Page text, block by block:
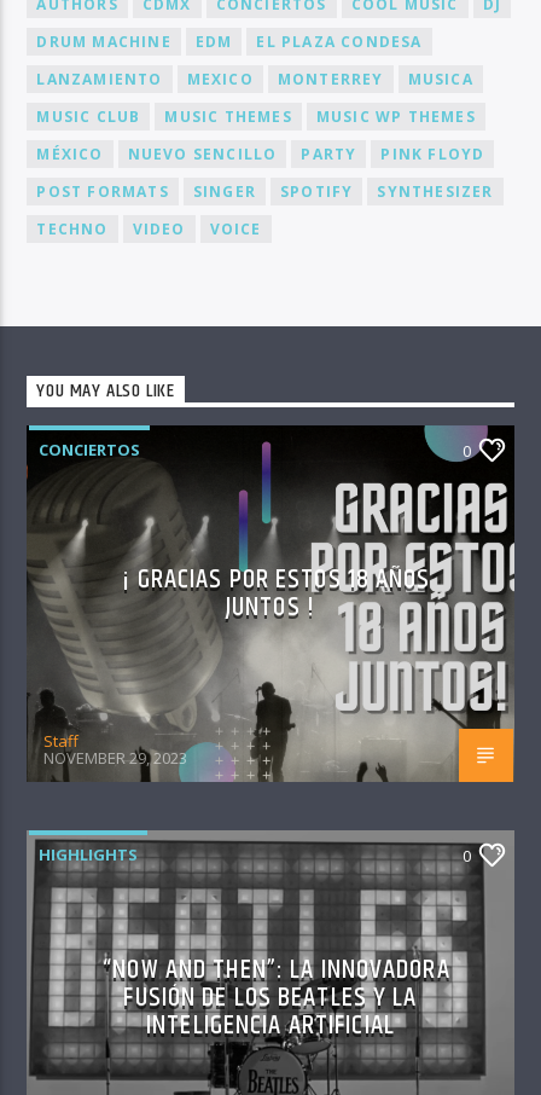
DRUM MACHINE
EDM
EL PLAZA CONDESA
LANZAMIENTO
MEXICO MONTERREY
MUSICA
MUSIC CLUB
MUSIC THEMES
MUSIC WP THEMES
MÉXICO
NUEVO SENCILLO PARTY
PINK FLOYD
POST FORMATS
SINGER SPOTIFY
SYNTHESIZER
TECHNO
VIDEO VOICE
YOU MAY ALSO LIKE
CONCIERTOS 0
¡ GRACIAS POR ESTOS 18 AÑOS
JUNTOS !
Staff
NOVEMBER 29, 2023
HIGHLIGHTS 0
“NOW AND THEN”: LA INNOVADORA
FUSIÓN DE LOS BEATLES Y LA
INTELIGENCIA ARTIFICIAL